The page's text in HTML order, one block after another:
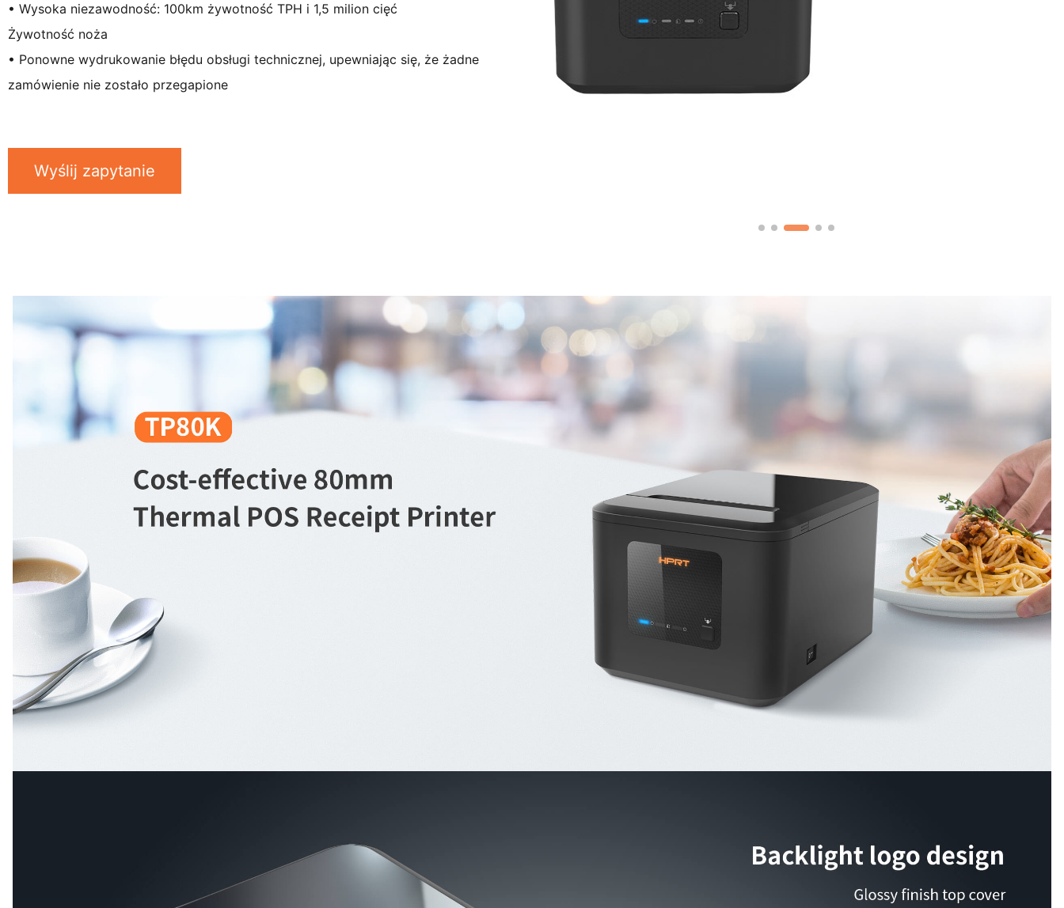
• Wysoka niezawodność: 100km żywotność TPH i 1,5 milion cięć
Żywotność noża
• Ponowne wydrukowanie błędu obsługi technicznej, upewniając się, że żadne
zamówienie nie zostało przegapione
Wyślij zapytanie